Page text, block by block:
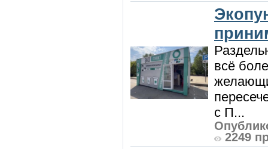
всё
с П...
2249